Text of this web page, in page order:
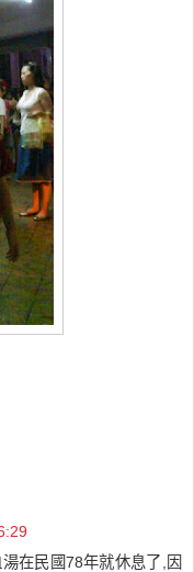
在民國78年就休息了,因